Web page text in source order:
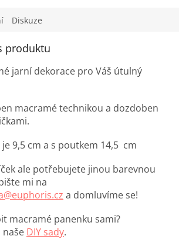
Diskuze
produktu
jarní dekorace pro Váš útulný
macramé technikou a dozdoben
9,5 cm a s poutkem 14,5 cm
ale potřebujete jinou barevnou
mi na
a domluvíme se!
macramé panenku sami?
naše DIY sady.